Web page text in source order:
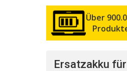
Über
Ersatzakku